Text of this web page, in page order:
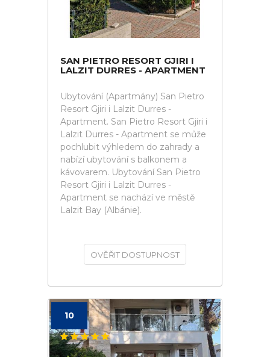
SAN PIETRO RESORT GJIRI I
LALZIT DURRES - APARTMENT
Ubytování (Apartmány) San Pietro
Resort Gjiri i Lalzit Durres -
Apartment. San Pietro Resort Gjiri i
Lalzit Durres - Apartment se může
pochlubit výhledem do zahrady a
nabízí ubytování s balkonem a
kávovarem. Ubytování San Pietro
Resort Gjiri i Lalzit Durres -
Apartment se nachází ve městě
Lalzit Bay (Albánie).
OVĚŘIT DOSTUPNOST
10